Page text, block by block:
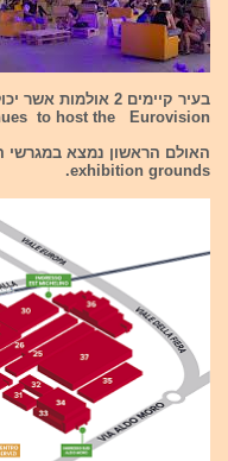
to host the Eurovision
exhibition grounds.